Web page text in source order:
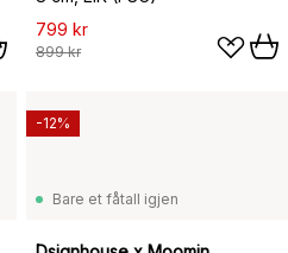
799 kr
899 kr
Bare et fåtall igjen
-12%